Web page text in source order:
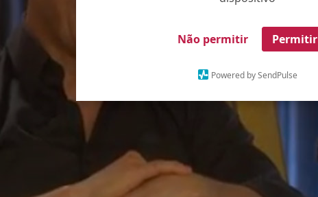
Não permitir Permitir
Powered by SendPulse